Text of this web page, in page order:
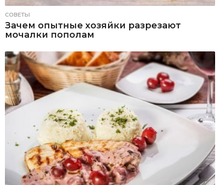
СОВЕТЫ
Зачем опытные хозяйки разрезают
мочалки пополам